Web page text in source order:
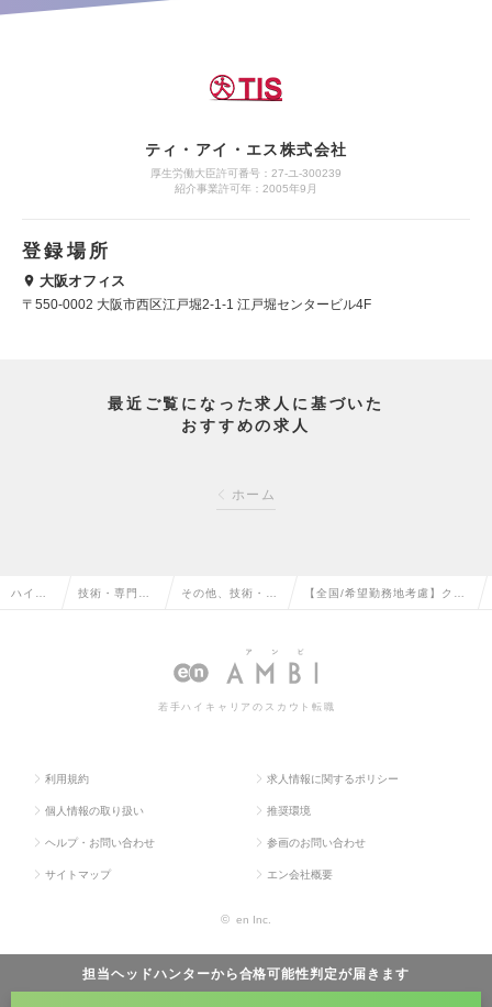
ティ・アイ・エス株式会社
厚生労働大臣許可番号：27-ユ-300239
紹介事業許可年：2005年9月
登録場所
大阪オフィス
〒550-0002 大阪市西区江戸堀2-1-1 江戸堀センタービル4F
最近ご覧になった求人に基づいた
おすすめの求人
ホーム
担当ヘッドハンターから合格可能性判定が届きます
ハイク 技術・専門職 その他、技術・専
ル）の転職
【全国/希望勤務地考慮】クリ
e領域）の求人情報
若手ハイキャリアのスカウト転職
利用規約 求人情報に関するポリシー
個人情報の取り扱い 推奨環境
ヘルプ・お問い合わせ 参画のお問い合わせ
サイトマップ エン会社概要
© en Inc.